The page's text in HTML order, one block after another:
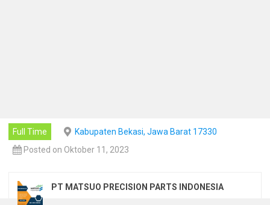
Full Time
Kabupaten Bekasi, Jawa Barat 17330
Posted on Oktober 11, 2023
PT MATSUO PRECISION PARTS INDONESIA